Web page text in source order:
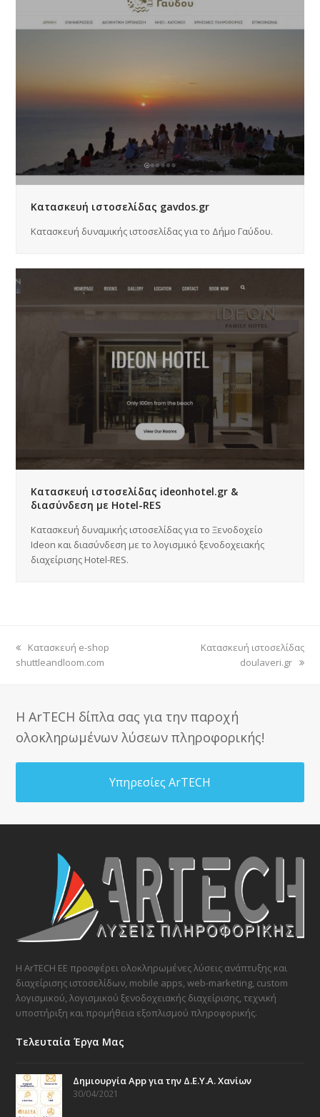
Κατασκευή ιστοσελίδας gavdos.gr
Κατασκευή δυναμικής ιστοσελίδας για το Δήμο Γαύδου.
Κατασκευή ιστοσελίδας ideonhotel.gr &
διασύνδεση με Hotel-RES
Κατασκευή δυναμικής ιστοσελίδας για το Ξενοδοχείο
Ideon και διασύνδεση με το λογισμικό ξενοδοχειακής
διαχείρισης Hotel-RES.
previous
post:
Κατασκευή e-shop
shuttleandloom.com
next
Κατασκευή ιστοσελίδας
doulaveri.gr
Η ArTECH δίπλα σας για την παροχή
ολοκληρωμένων λύσεων πληροφορικής!
Υπηρεσίες ArTECH
Η ArTECH ΕΕ προσφέρει ολοκληρωμένες λύσεις ανάπτυξης και
διαχείρισης ιστοσελίδων, mobile apps, web-marketing, custom
λογισμικού, λογισμικού ξενοδοχειακής διαχείρισης, τεχνική
υποστήριξη και προμήθεια εξοπλισμού πληροφορικής.
Τελευταία Έργα Μας
Δημιουργία App για την Δ.Ε.Υ.Α. Χανίων
30/04/2021